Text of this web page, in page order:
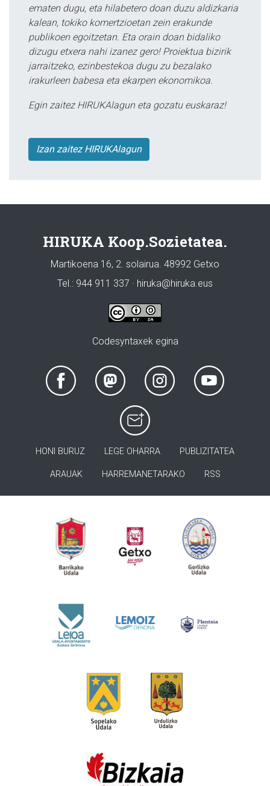
ematen dugu, eta hilabetero doan duzu aldizkaria
kalean, tokiko komertzioetan zein erakunde
publikoen egoitzetan. Eta orain doan bidaliko
dizugu etxera nahi izanez gero! Proiektua bizirik
jarraitzeko, ezinbestekoa dugu zu bezalako
irakurleen babesa eta ekarpen ekonomikoa.
Egin zaitez HIRUKAlagun eta gozatu euskaraz!
Izan zaitez HIRUKAlagun
HIRUKA Koop.Sozietatea.
Martikoena 16, 2. solairua. 48992 Getxo
Tel.: 944 911 337 · hiruka@hiruka.eus
Codesyntaxek egina
HONI BURUZ LEGE OHARRA PUBLIZITATEA
ARAUAK HARREMANETARAKO RSS